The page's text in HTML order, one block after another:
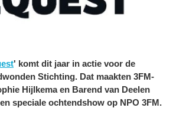
' komt dit jaar in actie voor de
Stichting. Dat maakten 3FM-
Hijlkema en Barend van Deelen
speciale ochtendshow op NPO 3FM.